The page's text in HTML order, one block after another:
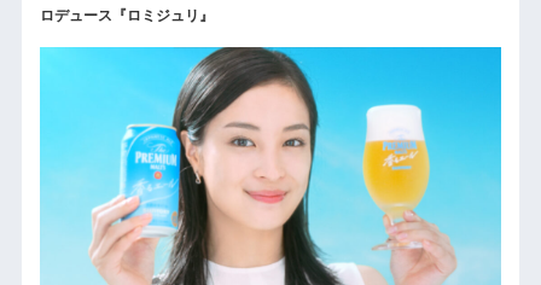
ロデュース『ロミジュリ』